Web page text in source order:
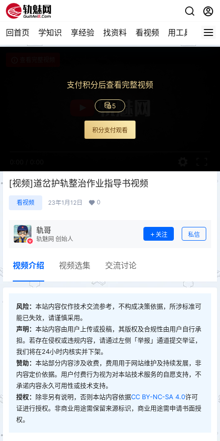
回首页 学知识 享经验 找资料 看视频 用工具 论技
支付积分后查看完整视频
5
积分支付观看
[视频]道岔护轨整治作业指导书视频
看视频 23年1月12日 0
轨哥
轨魅网 创始人
关注 私信
视频介绍 视频选集 交流讨论
风险： 本站内容仅作技术交流参考，不构成决策依据，所涉标准可
能已失效，请谨慎采用。
声明： 本站内容由用户上传或投稿，其版权及合规性由用户自行承
担。若存在侵权或违规内容，请通过左侧「举报」通道提交举证，
我们将在24小时内核实并下架。
赞助： 本站部分内容涉及收费，费用用于网站维护及持续发展，非
内容定价依据。用户付费行为视为对本站技术服务的自愿支持，不
承诺内容永久可用性或技术支持。
授权： 除非另有说明，否则本站内容依据CC BY-NC-SA 4.0许可
证进行授权。非商业用途需保留来源标识，商业用途需申请书面授
权。